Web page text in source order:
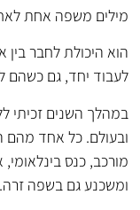
מילים משפה אחת
הוא היכולת לחבר בין
לעבוד יחד, גם
במהלך השנים זכיתי
ובעולם. כל אחד מהם
מורכב, כנס
ומשכנע גם בשפה זרה.